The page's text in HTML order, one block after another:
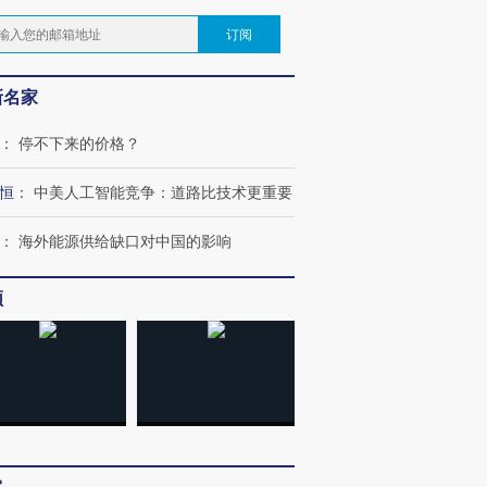
订阅
家
： 停不下来的价格？
： 中美人工智能竞争：道路比技术更重要
： 海外能源供给缺口对中国的影响